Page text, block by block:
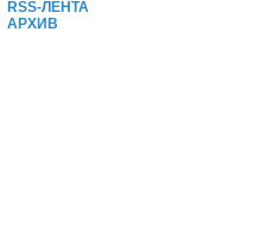
RSS-ЛЕНТА
АРХИВ